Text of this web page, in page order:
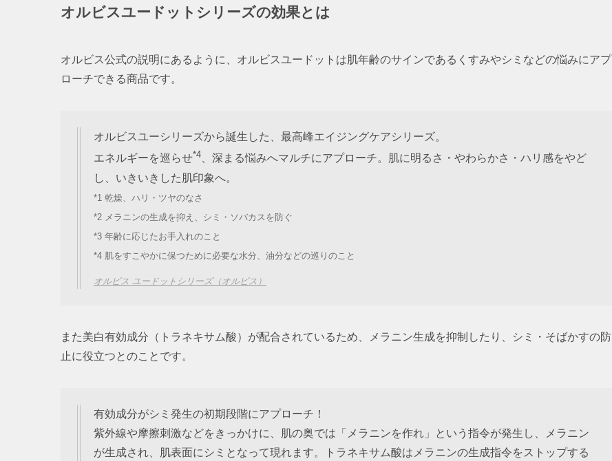
オルビスユードットシリーズの効果とは
オルビス公式の説明にあるように、オルビスユードットは肌年齢のサインであるくすみやシミなどの悩みにアプ
ローチできる商品です。
オルビスユーシリーズから誕生した、最高峰エイジングケアシリーズ。
エネルギーを巡らせ*4、深まる悩みへマルチにアプローチ。肌に明るさ・やわらかさ・ハリ感をやど
し、いきいきした肌印象へ。
*1 乾燥、ハリ・ツヤのなさ
*2 メラニンの生成を抑え、シミ・ソバカスを防ぐ
*3 年齢に応じたお手入れのこと
*4 肌をすこやかに保つために必要な水分、油分などの巡りのこと
オルビス ユードットシリーズ（オルビス）
また美白有効成分（トラネキサム酸）が配合されているため、メラニン生成を抑制したり、シミ・そばかすの防
止に役立つとのことです。
有効成分がシミ発生の初期段階にアプローチ！
紫外線や摩擦刺激などをきっかけに、肌の奥では「メラニンを作れ」という指令が発生し、メラニン
が生成され、肌表面にシミとなって現れます。トラネキサム酸はメラニンの生成指令をストップする